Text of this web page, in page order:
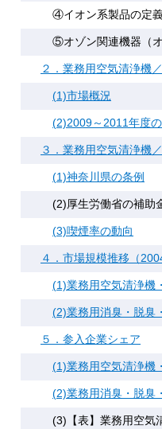
④イオン系製品の定
⑤オゾン関連機器（
２．業務用空気清浄機
(1)市場概況
(2)2009～2011年度
３．業務用空気清浄機
(1)神奈川県の条例
(2)厚生労働省の補助
(3)喫煙率の動向
４．市場規模推移（
(1)業務用空気清浄機
(2)業務用消臭・脱臭
５．参入企業シェア
(1)業務用空気清浄機
(2)業務用消臭・脱臭
(3)【表】業務用空気